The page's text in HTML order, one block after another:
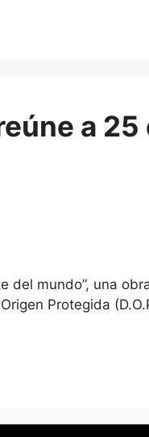
a
del mundo”, una
Protegida